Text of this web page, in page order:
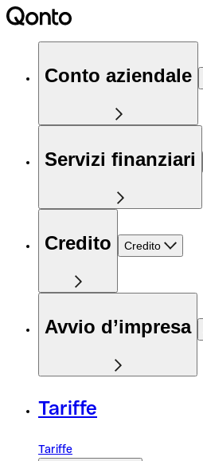
Conto aziendale
Servizi finanziari
Credito Credito
Avvio d’impresa
Tariffe
Tariffe